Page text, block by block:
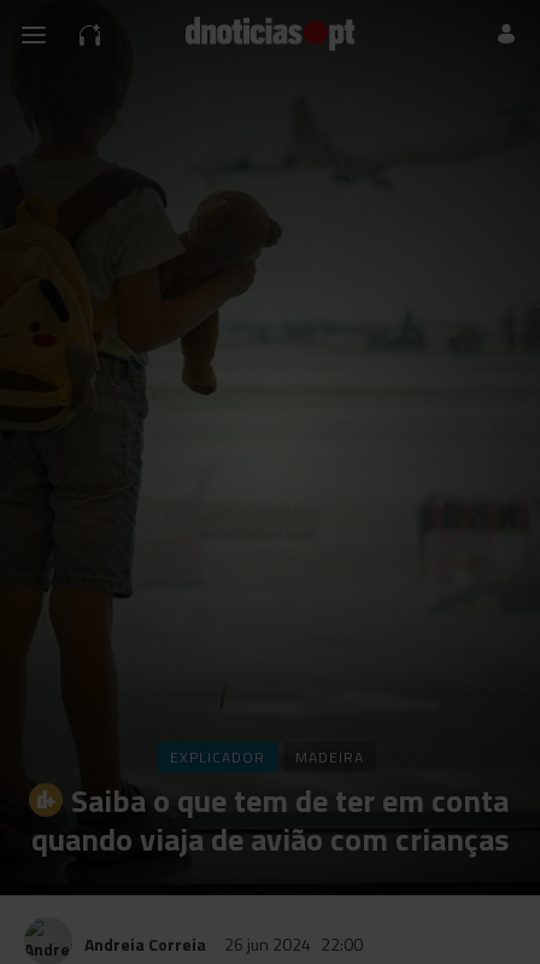
EXPLICADOR MADEIRA
Saiba o que tem de ter em conta
quando viaja de avião com crianças
Andreia Correia 26 jun 2024 22:00